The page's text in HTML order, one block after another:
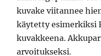
kuvake viitannee
käytetty esimerkiksi
kuvakkeena.
arvoitukseksi.